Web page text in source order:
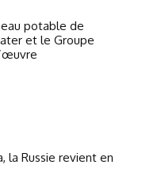
potable de
et le Groupe
la Russie revient en